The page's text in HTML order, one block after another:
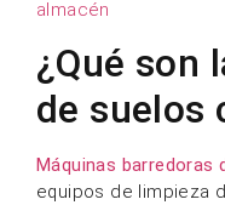
¿Qué son
de suelos
Máquinas barredoras
equipos de limpieza